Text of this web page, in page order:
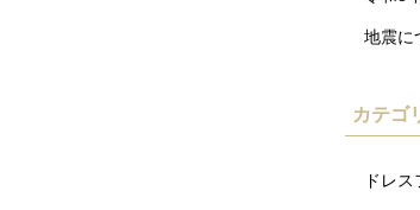
地震に
カテゴ
ドレ